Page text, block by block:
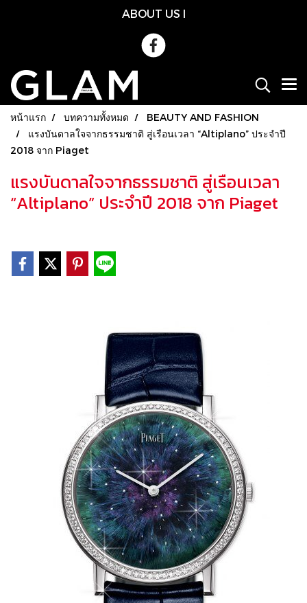
ABOUT US l
หน้าแรก บทความทั้งหมด
BEAUTY AND FASHION
แรงบันดาลใจจากธรรมชาติ สู่เรือนเวลา “Altiplano” ประจำปี
2018 จาก Piaget
แรงบันดาลใจจากธรรมชาติ สู่เรือนเวลา
“Altiplano” ประจำปี 2018 จาก Piaget